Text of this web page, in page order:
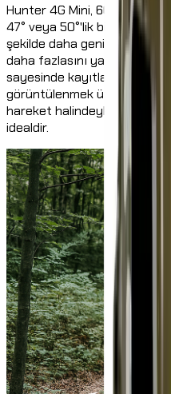
Hunter 4G Mini, 60°'lik
47° veya 50°'lik birçok
şekilde daha geniş.
daha fazlasını yakalarsın.
sayesinde kayıtlar akıllı
görüntülenmek üzere
hareket halindeyken
idealdir.